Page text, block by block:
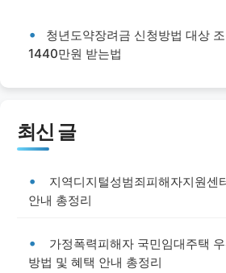
청년도약장려금 신청방법 대상
1440만원 받는법
최신 글
지역디지털성범죄피해자지원센
안내 총정리
가정폭력피해자 국민임대주택
방법 및 혜택 안내 총정리